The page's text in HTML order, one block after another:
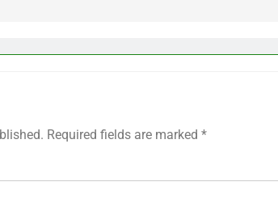
Required fields are marked *